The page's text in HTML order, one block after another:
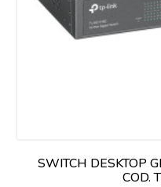
SWITCH DESKTOP
COD.